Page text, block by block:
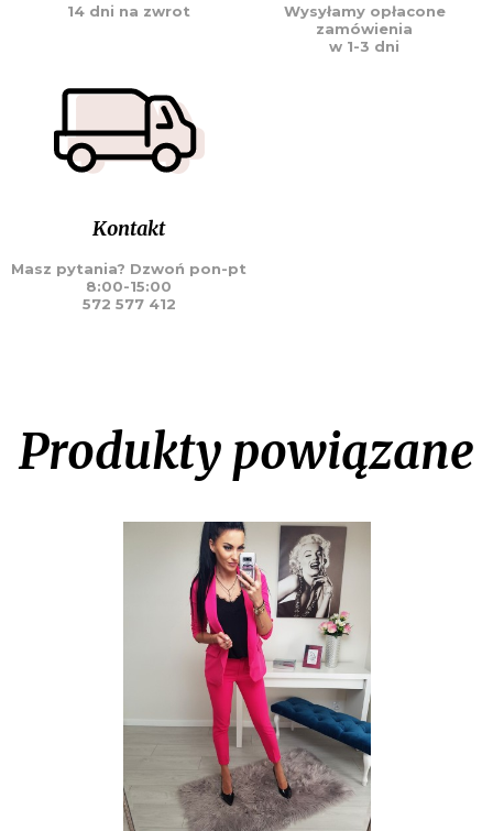
14 dni na zwrot
Wysyłamy opłacone
zamówienia
w 1-3 dni
Kontakt
Masz pytania? Dzwoń pon-pt
8:00-15:00
572 577 412
Produkty powiązane